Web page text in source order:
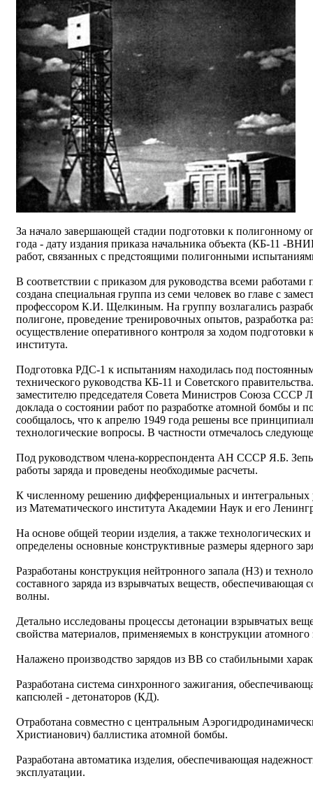
За начало завершающей стадии подготовки к полигонному
года - дату издания приказа начальника объекта (КБ-11 -
работ, связанных с предстоящими полигонными
В соответствии с приказом для руководства всеми
создана специальная группа из семи человек во главе с
профессором К.И. Щелкиным. На группу возлагались
полигоне, проведение тренировочных опытов, разработка
осуществление оперативного контроля за ходом
института.
Подготовка РДС-1 к испытаниям находилась под
технического руководства КБ-11 и Советского
заместителю председателя Совета Министров Союза СССР
доклада о состоянии работ по разработке атомной бомбы и
сообщалось, что к апрелю 1949 года решены все
технологические вопросы. В частности отмечалось
Под руководством члена-корреспондента АН СССР Я.Б.
работы заряда и проведены необходимые расчеты.
К численному решению дифференциальных и интегральных
из Математического института Академии Наук и его
На основе общей теории изделия, а также технологических
определены основные конструктивные размеры ядерного
Разработаны конструкция нейтронного запала (Н3) и
составного заряда из взрывчатых веществ, обеспечивающая
волны.
Детально исследованы процессы детонации взрывчатых
свойства материалов, применяемых в конструкции
Налажено производство зарядов из ВВ со стабильными
Разработана система синхронного зажигания,
капсюлей - детонаторов (КД).
Отработана совместно с центральным
Христианович) баллистика атомной бомбы.
Разработана автоматика изделия, обеспечивающая
эксплуатации.